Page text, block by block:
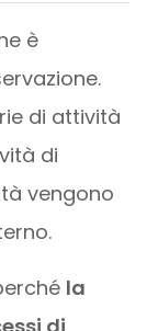
è
di attività
di
vengono
la